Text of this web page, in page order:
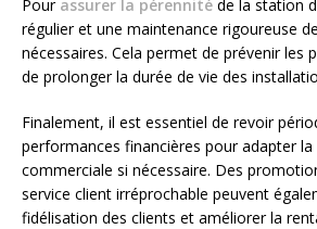
Pour assurer la pérennité de la station
régulier et une maintenance rigoureuse
nécessaires. Cela permet de prévenir les
de prolonger la durée de vie des
Finalement, il est essentiel de revoir
performances financières pour adapter la
commerciale si nécessaire. Des
service client irréprochable peuvent
fidélisation des clients et améliorer la